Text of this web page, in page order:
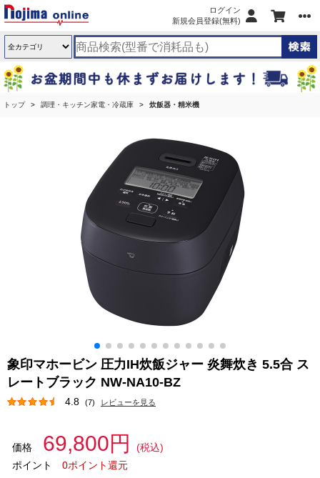
ログイン
新規会員登録(無料)
トップ 調理・キッチン家電・冷蔵庫 炊飯器・精米機
象印マホービン 圧力IH炊飯ジャー 炎舞炊き 5.5合 ス
レートブラック NW-NA10-BZ
4.8 (7) レビューを見る
価格 69,800円
(税込)
ポイント
0ポイント還元